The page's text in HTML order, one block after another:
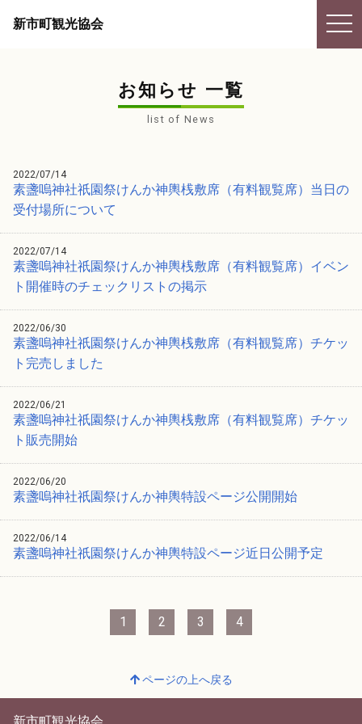
新市町観光協会
お知らせ 一覧
list of News
2022/07/14
素盞嗚神社祇園祭けんか神輿桟敷席（有料観覧席）当日の
受付場所について
2022/07/14
素盞嗚神社祇園祭けんか神輿桟敷席（有料観覧席）イベン
ト開催時のチェックリストの掲示
2022/06/30
素盞嗚神社祇園祭けんか神輿桟敷席（有料観覧席）チケッ
ト完売しました
2022/06/21
素盞嗚神社祇園祭けんか神輿桟敷席（有料観覧席）チケッ
ト販売開始
2022/06/20
素盞嗚神社祇園祭けんか神輿特設ページ公開開始
2022/06/14
素盞嗚神社祇園祭けんか神輿特設ページ近日公開予定
1 2 3 4
ページの上へ戻る